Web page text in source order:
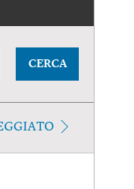
CERCA